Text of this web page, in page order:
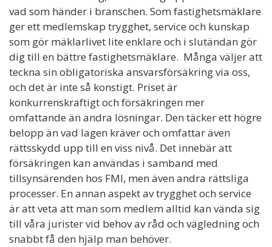
vad som händer i branschen. Som fastighetsmäklare
ger ett medlemskap trygghet, service och kunskap
som gör mäklarlivet lite enklare och i slutändan gör
dig till en bättre fastighetsmäklare. Många väljer att
teckna sin obligatoriska ansvarsförsäkring via oss,
och det är inte så konstigt. Priset är
konkurrenskraftigt och försäkringen mer
omfattande än andra lösningar. Den täcker ett högre
belopp än vad lagen kräver och omfattar även
rättsskydd upp till en viss nivå. Det innebär att
försäkringen kan användas i samband med
tillsynsärenden hos FMI, men även andra rättsliga
processer. En annan aspekt av trygghet och service
är att veta att man som medlem alltid kan vända sig
till våra jurister vid behov av råd och vägledning och
snabbt få den hjälp man behöver.